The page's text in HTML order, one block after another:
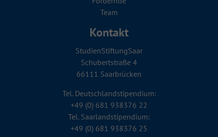
Team
Kontakt
StudienStiftungSaar
Schubertstraße 4
66111 Saarbrücken
Tel. Deutschlandstipendium:
+49 (0) 681 938376 22
Tel. Saarlandstipendium:
+49 (0) 681 938376 25